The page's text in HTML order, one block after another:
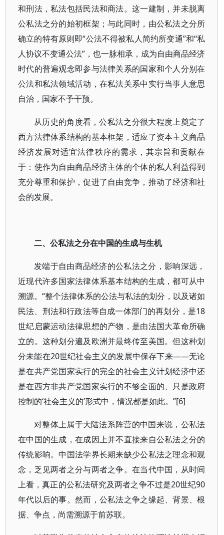
和刑法，私法包括民法和商法。这一建制，并未脱离
公私法之分的始初框架；与此同时，由公私法之分所
确立的特有原则即“公法不得被私人简约所变通”和“私
人协议不变通公法”，也一脉相承，成为自由商品经济
时代的普遍观念即参与法律关系的国家和个人分别在
公法和私法领域活动，在私法关系中实行当事人意思
自治，国家不予干预。
从历史的角度看，公私法之分很大程度上奠定了
西方法律体系结构的基本框架，适应了资本主义商品
经济发展对适宜法律秩序的需求，其宗旨和贡献在
于：使作为自由商品经济主体的个体的私人利益得到
充分尊重和保护，促进了自由竞争，推动了经济和社
会的发展。
二、公私法之分在中国的生成与生机
发端于自由商品经济的公私法之分，影响深远，
近现代许多国家法律体系基本结构的生成，都可从中
溯源。“整个法律体系的公法与私法的划分，以及诸如
民法、刑法和行政法等自成一体部门的再划分，是18
世纪启蒙运动法律思想的产物，是由法国大革命所确
立的。这种划分遍及欧洲并最终传至美国。但这种划
分未能在20世纪社会主义的发展中保存下来——无论
是在共产党国家实行的完全的社会主义计划经济中还
是在西方非共产党国家实行的不够全面的、只是政府
控制的‘社会主义的’形式中，情况都是如此。”[6]
对整体上属于大陆法系阵营的中国来说，公私法
在中国的生成，在成因上并不直接来自公私法之分的
传统影响。中国法学界长期来缺少公私法之理念和观
念，乏见两者之分与两者之争。在当代中国，从时间
上看，真正的公私法研究及两者之争不过是20世纪90
年代以后的事。然而，公私法之争之缘起、背景、根
据、争点，尚需溯源于前苏联。